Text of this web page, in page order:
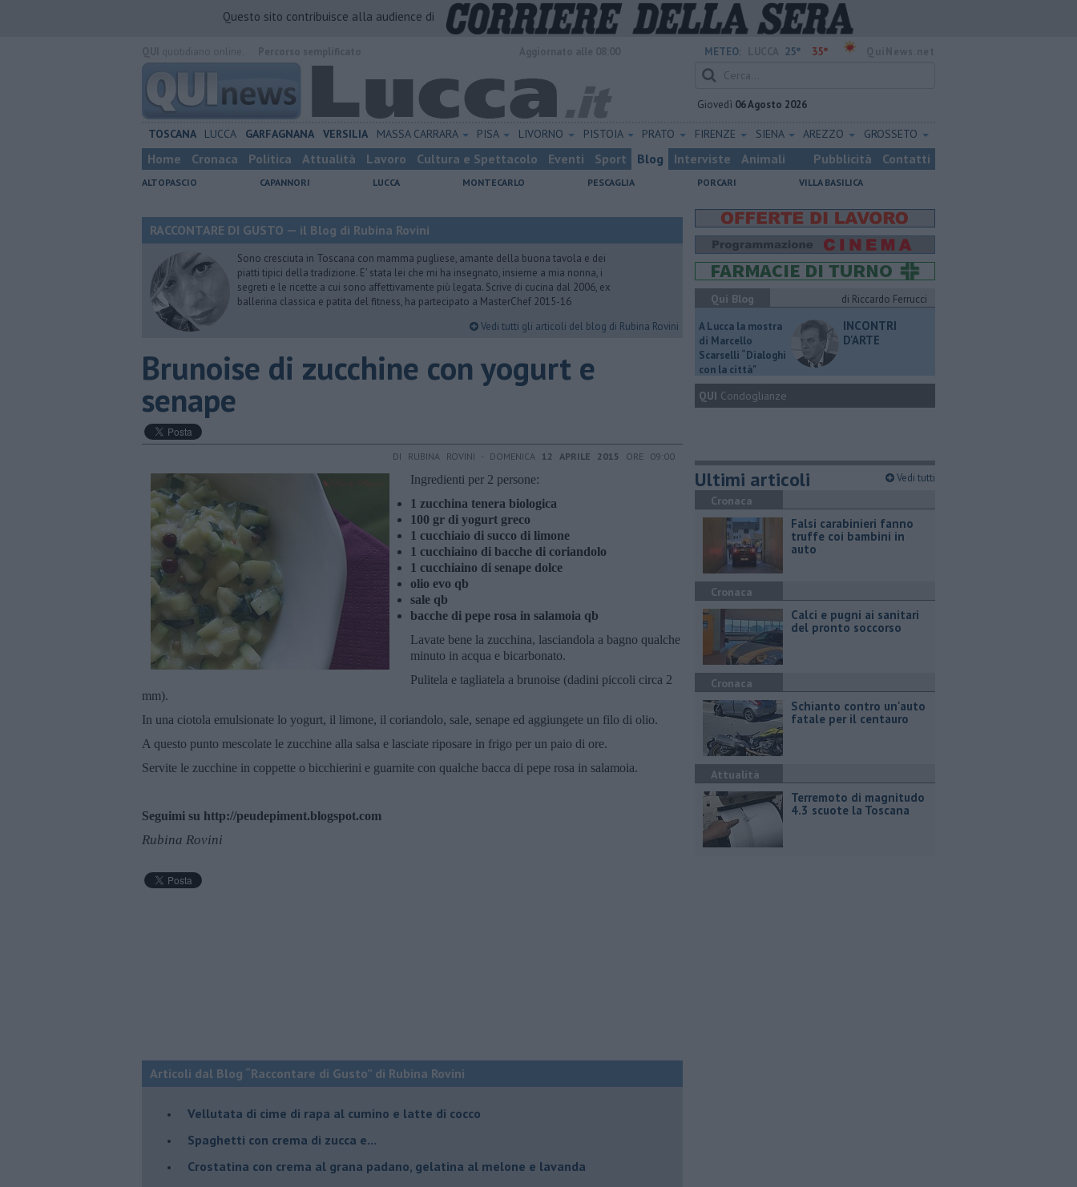
Questo sito contribuisce alla audience di
METEO: 25° 35°
Giovedì 06 Agosto 2026
TOSCANA LUCCA GARFAGNANA VERSILIA MASSA CARRARA PISA LIVORNO PISTOIA PRATO FIRENZE SIENA AREZZO GROSSETO
Home Cronaca Politica Attualità Lavoro Cultura e Spettacolo Eventi Sport Blog Interviste Animali Pubblicità Contatti
ALTOPASCIO CAPANNORI LUCCA MONTECARLO PESCAGLIA PORCARI VILLA BASILICA
RACCONTARE DI GUSTO — il Blog di Rubina Rovini
Sono cresciuta in Toscana con mamma pugliese, amante della buona tavola e dei
piatti tipici della tradizione. E' stata lei che mi ha insegnato, insieme a mia nonna, i
segreti e le ricette a cui sono affettivamente più legata. Scrive di cucina dal 2006, ex
ballerina classica e patita del fitness, ha partecipato a MasterChef 2015-16
Vedi tutti gli articoli del blog di Rubina Rovini
Brunoise di zucchine con yogurt e
senape
DI RUBINA ROVINI - DOMENICA 12 APRILE 2015 ORE 09:00
Ingredienti per 2 persone:
1 zucchina tenera biologica
100 gr di yogurt greco
1 cucchiaio di succo di limone
1 cucchiaino di bacche di coriandolo
1 cucchiaino di senape dolce
olio evo qb
sale qb
bacche di pepe rosa in salamoia qb
Lavate bene la zucchina, lasciandola a bagno qualche
minuto in acqua e bicarbonato.
Pulitela e tagliatela a brunoise (dadini piccoli circa 2
mm).
In una ciotola emulsionate lo yogurt, il limone, il coriandolo, sale, senape ed aggiungete un filo di olio.
A questo punto mescolate le zucchine alla salsa e lasciate riposare in frigo per un paio di ore.
Servite le zucchine in coppette o bicchierini e guarnite con qualche bacca di pepe rosa in salamoia.
Seguimi su http://peudepiment.blogspot.com
Rubina Rovini
Articoli dal Blog “Raccontare di Gusto” di Rubina Rovini
Vellutata di cime di rapa al cumino e latte di cocco
Spaghetti con crema di zucca e...
Crostatina con crema al grana padano, gelatina al melone e lavanda
Qui Blog
di Riccardo Ferrucci
A Lucca la mostra
di Marcello
Scarselli “Dialoghi
con la città"
INCONTRI
D'ARTE
QUI Condoglianze
Ultimi articoli Vedi tutti
Cronaca
Falsi carabinieri fanno
truffe coi bambini in
auto
Cronaca
Calci e pugni ai sanitari
del pronto soccorso
Cronaca
Schianto contro un'auto
fatale per il centauro
Attualità
Terremoto di magnitudo
4.3 scuote la Toscana